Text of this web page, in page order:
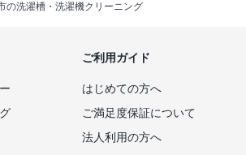
の洗濯槽・洗濯機クリーニング
ご利用ガイド
はじめての方へ
ご満足度保証について
法人利用の方へ